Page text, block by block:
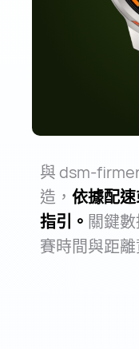
與 dsm-
造， 依據配
指引。 關鍵
賽時間與距